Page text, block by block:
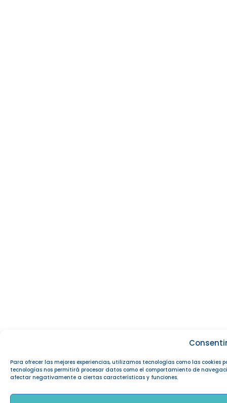
Para ofrecer las mejores experiencias, utilizamos tecnologías como las
tecnologías nos permitirá procesar datos como el comportamiento de
afectar negativamente a ciertas características y funciones.